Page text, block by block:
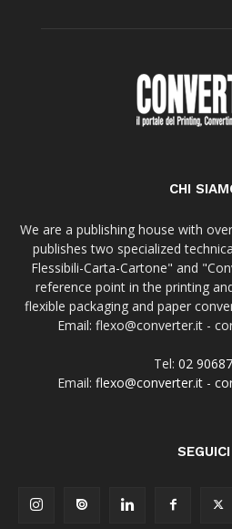
CHI
We are a publishing house with
publishes two specialized
Flessibili-Carta-Cartone" and
reference point in the printing
flexible packaging and paper
Email: flexo@converter.it -
Tel: 02
Email: flexo@converter.it -
SEGUICI